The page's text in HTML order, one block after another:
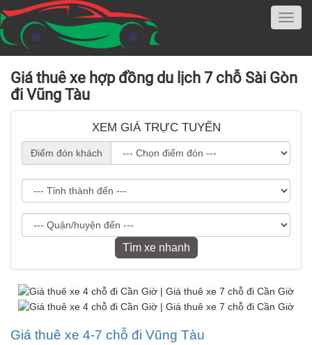
Giá thuê xe hợp đồng du lịch 7 chỗ Sài Gòn
đi Vũng Tàu
XEM GIÁ TRỰC TUYẾN
Điểm đón khách
Tìm xe nhanh
Giá thuê xe 4-7 chỗ đi Vũng Tàu